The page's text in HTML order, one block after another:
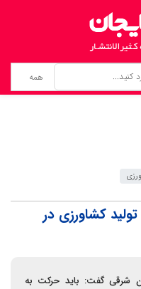
جدی تولید کشاورزی در استان
کشاورزی در
شرقی گفت: باید حرکت به